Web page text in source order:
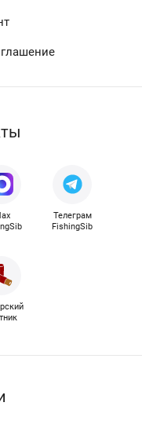
Телеграм
FishingSib